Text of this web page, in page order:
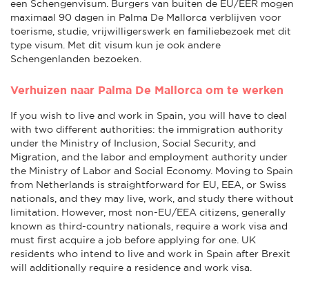
een Schengenvisum. Burgers van buiten de EU/EER mogen
maximaal 90 dagen in Palma De Mallorca verblijven voor
toerisme, studie, vrijwilligerswerk en familiebezoek met dit
type visum. Met dit visum kun je ook andere
Schengenlanden bezoeken.
Verhuizen naar Palma De Mallorca om te werken
If you wish to live and work in Spain, you will have to deal
with two different authorities: the immigration authority
under the Ministry of Inclusion, Social Security, and
Migration, and the labor and employment authority under
the Ministry of Labor and Social Economy. Moving to Spain
from Netherlands is straightforward for EU, EEA, or Swiss
nationals, and they may live, work, and study there without
limitation. However, most non-EU/EEA citizens, generally
known as third-country nationals, require a work visa and
must first acquire a job before applying for one. UK
residents who intend to live and work in Spain after Brexit
will additionally require a residence and work visa.